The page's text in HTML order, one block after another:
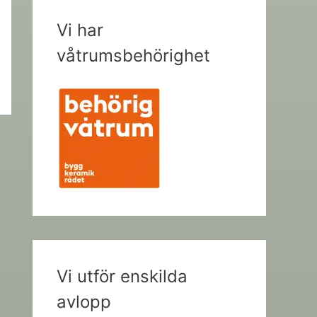
Vi har
våtrumsbehörighet
Vi utför enskilda
avlopp